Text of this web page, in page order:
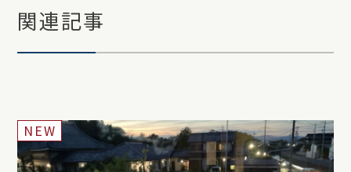
関連記事
NEW